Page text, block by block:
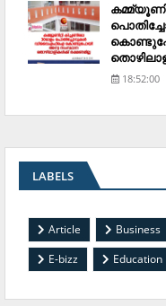
18:52:00
LABELS
Article Business
E-bizz
Education